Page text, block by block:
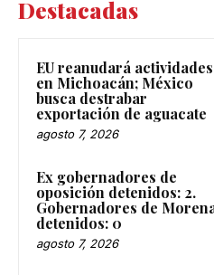
Destacadas
EU reanudará actividades
en Michoacán; México
busca destrabar
exportación de aguacate
agosto 7, 2026
Ex gobernadores de
oposición detenidos: 2.
Gobernadores de
detenidos: 0
agosto 7, 2026